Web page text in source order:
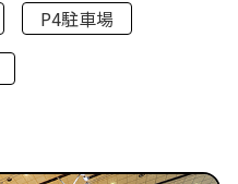
P4駐車場